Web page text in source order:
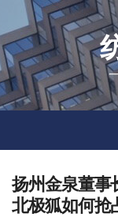
to
content
扬州金泉董
北极狐如何抢